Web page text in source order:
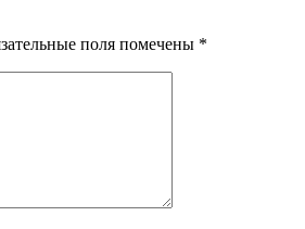
поля помечены *